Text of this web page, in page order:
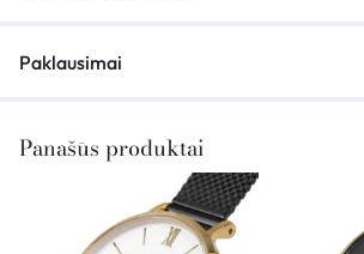
Paklausimai
Panašūs produktai